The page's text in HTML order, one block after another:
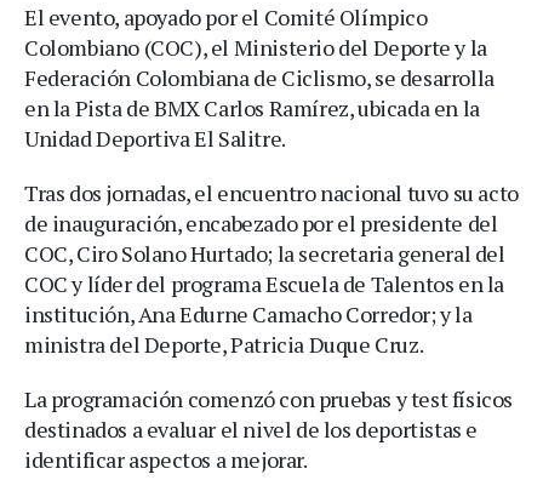
El evento, apoyado por el Comité Olímpico
Colombiano (COC), el Ministerio del Deporte y la
Federación Colombiana de Ciclismo, se desarrolla
en la Pista de BMX Carlos Ramírez, ubicada en la
Unidad Deportiva El Salitre.
Tras dos jornadas, el encuentro nacional tuvo su acto
de inauguración, encabezado por el presidente del
COC, Ciro Solano Hurtado; la secretaria general del
COC y líder del programa Escuela de Talentos en la
institución, Ana Edurne Camacho Corredor; y la
ministra del Deporte, Patricia Duque Cruz.
La programación comenzó con pruebas y test físicos
destinados a evaluar el nivel de los deportistas e
identificar aspectos a mejorar.